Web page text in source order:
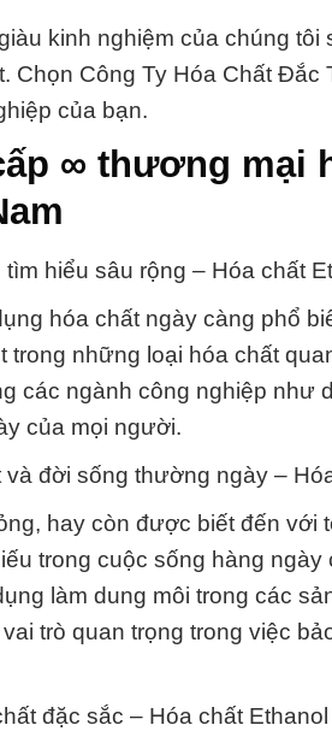
kinh nghiệm của chúng tôi
Chọn Công Ty Hóa Chất
của bạn.
∞ thương mại
hiểu sâu rộng – Hóa chất
hóa chất ngày càng phổ
trong những loại hóa chất
các ngành công nghiệp
của mọi người.
đời sống thường ngày –
hay còn được biết đến
trong cuộc sống hàng
làm dung môi trong các
trò quan trọng trong việc
đặc sắc – Hóa chất